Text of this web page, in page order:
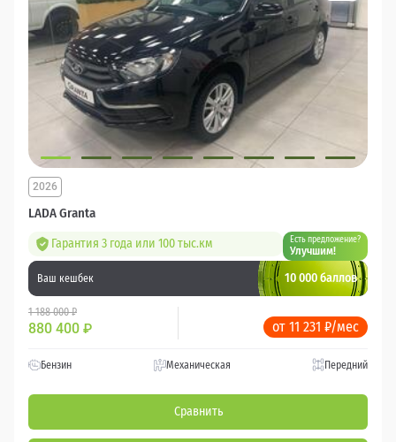
LADA Granta
2026
Гарантия 3 года или 100 тыс.км Есть предложение?
Улучшим!
Ваш кешбек 10 000 баллов
1 188 000 ₽
880 400 ₽ от 11 231 ₽/мес
Бензин Механическая Передний
Сравнить